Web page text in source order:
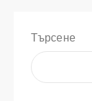
Търсене